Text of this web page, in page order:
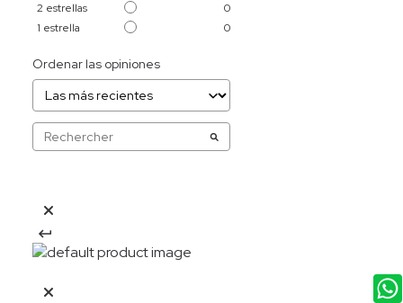
2 estrellas
0
1 estrella 0
Ordenar las opiniones